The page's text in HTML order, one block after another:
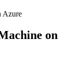
Azure
on